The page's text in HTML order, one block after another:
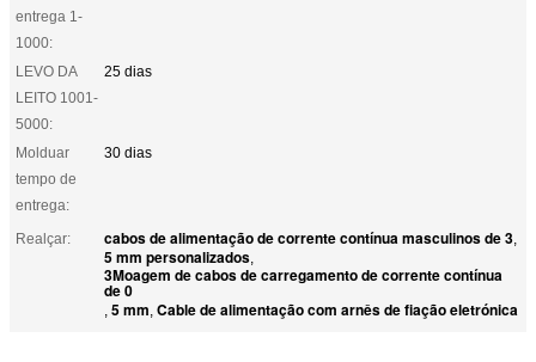
entrega 1-
1000:
LEVO DA
LEITO 1001-
5000:
25 dias
Molduar
tempo de
entrega:
30 dias
Realçar: cabos de alimentação de corrente contínua masculinos de 3,
5 mm personalizados,
3Moagem de cabos de carregamento de corrente contínua
de 0
, 5 mm, Cable de alimentação com arnês de fiação eletrónica